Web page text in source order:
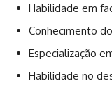
Habilidade em
Conhecimento
Especialização
Habilidade no